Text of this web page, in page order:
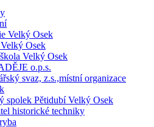
Velký Osek
Osek
Velký Osek
o.p.s.
svaz, z.s.,místní organizace
spolek Pětidubí Velký Osek
historické techniky